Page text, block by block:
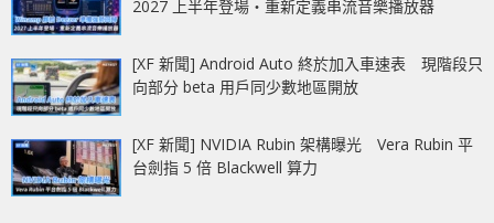
2027 上半年登場‧重新定義串流音樂播放器
[XF 新聞] Android Auto 終於加入車速表 現階段只
向部分 beta 用戶同少數地區開放
[XF 新聞] NVIDIA Rubin 架構曝光 Vera Rubin 平
台劍指 5 倍 Blackwell 算力